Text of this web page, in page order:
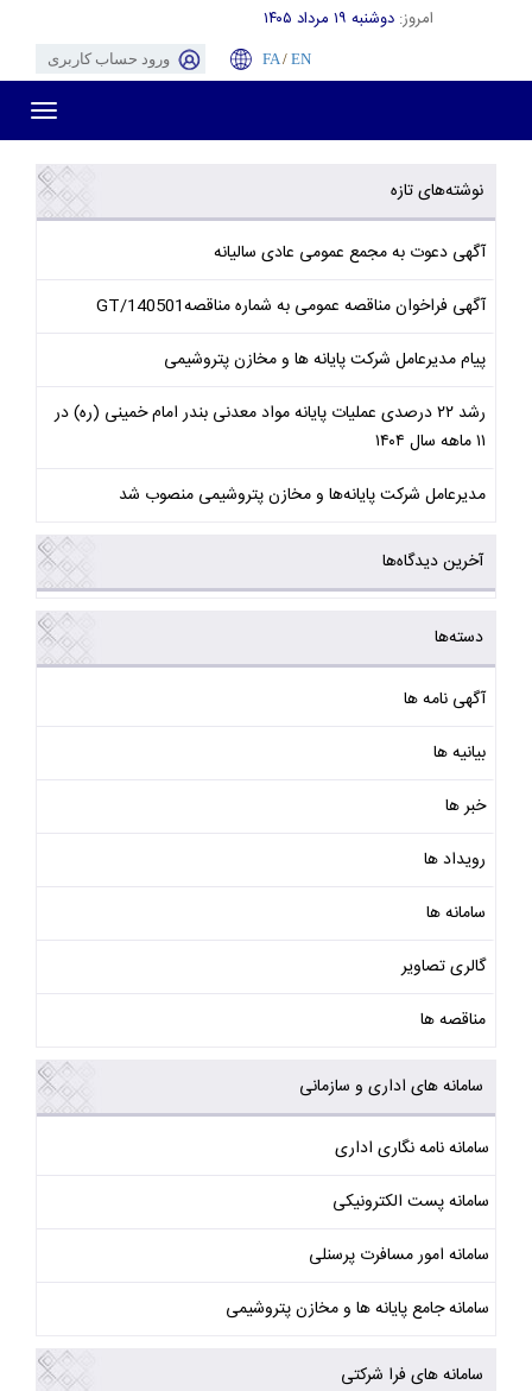
امروز: دوشنبه ۱۹ مرداد ۱۴۰۵
FA/ EN ورود حساب کاربری
نوشته‌های تازه
آگهی دعوت به مجمع عمومی عادی سالیانه
آگهی فراخوان مناقصه عمومی به شماره مناقصهGT/140501
پیام مدیرعامل شرکت پایانه ها و مخازن پتروشیمی
رشد ۲۲ درصدی عملیات پایانه مواد معدنی بندر امام خمینی (ره) در
۱۱ ماهه سال ۱۴۰۴
مدیرعامل شرکت پایانه‌ها و مخازن پتروشیمی منصوب شد
آخرین دیدگاه‌ها
دسته‌ها
آگهی نامه ها
بیانیه ها
خبر ها
رویداد ها
سامانه ها
گالری تصاویر
مناقصه ها
سامانه های اداری و سازمانی
سامانه نامه نگاری اداری
سامانه پست الکترونیکی
سامانه امور مسافرت پرسنلی
سامانه جامع پایانه ها و مخازن پتروشیمی
سامانه های فرا شرکتی